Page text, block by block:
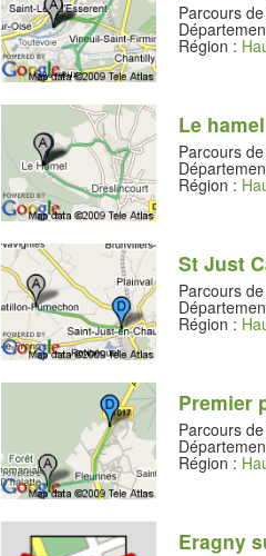
Parcours
Région :
Le hamel
Parcours
Région :
St Just
Parcours
Région :
Premier
Parcours
Région :
Eragny